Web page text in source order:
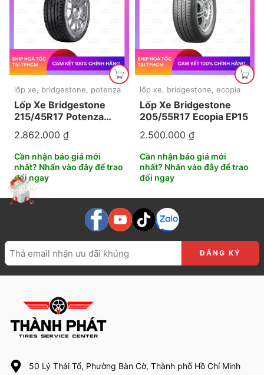
lốp xe, bridgestone, potenza
Lốp Xe Bridgestone
215/45R17 Potenza
EA04
2.862.000 ₫
Cần nhận báo giá mới
nhất? Nhấn vào đây để trao
đổi ngay
lốp xe, bridgestone, ecopia
Lốp Xe Bridgestone
205/55R17 Ecopia EP15
2.500.000 ₫
Cần nhận báo giá mới
nhất? Nhấn vào đây để trao
đổi ngay
50 Lý Thái Tổ, Phường Bàn Cờ, Thành phố Hồ Chí Minh